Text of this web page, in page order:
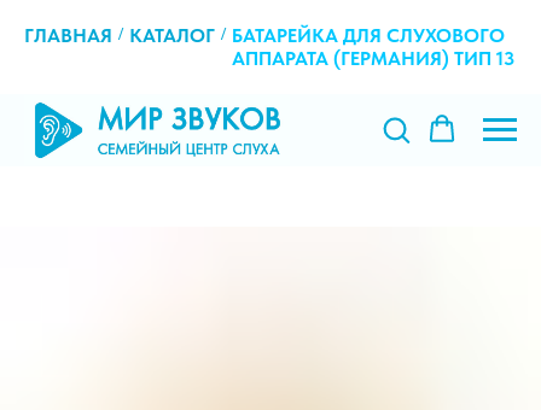
ГЛАВНАЯ / КАТАЛОГ / БАТАРЕЙКА ДЛЯ СЛУХОВОГО
АППАРАТА (ГЕРМАНИЯ) ТИП 13